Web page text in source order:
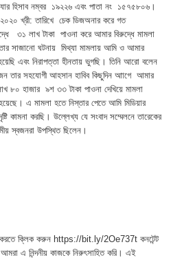
হিসাব নম্বর ১৯২২৬ এবং পাতা নং ১৫৭৫৮০৬।
খ্রী: তারিখে চেক ডিজঅনার করে গত
৩১ লাখ টাকা পাওনা করে আমার বিরুদ্ধে মামলা
সাজানো ঘটনায় মিথ্যা মামলায় আমি ও আমার
হয়েছি এবং নিরাপত্তা হীনতায় ভুগছি। তিনি আরো বলেন
তার সহযোগী আহসান হাবিব কিছুদিন আাগে আমার
৮০ হাজার ৯শ ৩৩ টাকা পাওনা দেখিয়ে মামলা
এ মামলা হতে নিস্তার পেতে আমি মিডিয়ার
কামনা করছি। উল্লেখ্য যে সংবাদ সম্মেলনে তারেকের
স্বজনরা উপস্থিত ছিলেন।
করতে ক্লিক করুন https://bit.ly/2Oe737t কনটেন্ট
এ নিন্দনীয় কাজকে নিরুৎসাহিত করি। এই